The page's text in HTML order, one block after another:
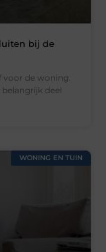
bij de
de woning.
deel
WONING EN TUIN